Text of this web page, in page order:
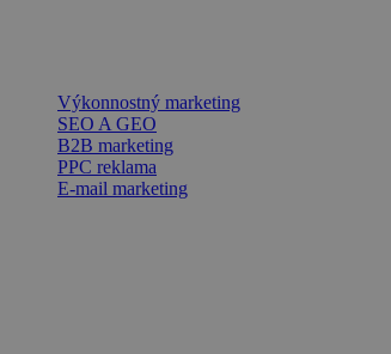
Výkonnostný marketing
SEO A GEO
B2B marketing
PPC reklama
E-mail marketing